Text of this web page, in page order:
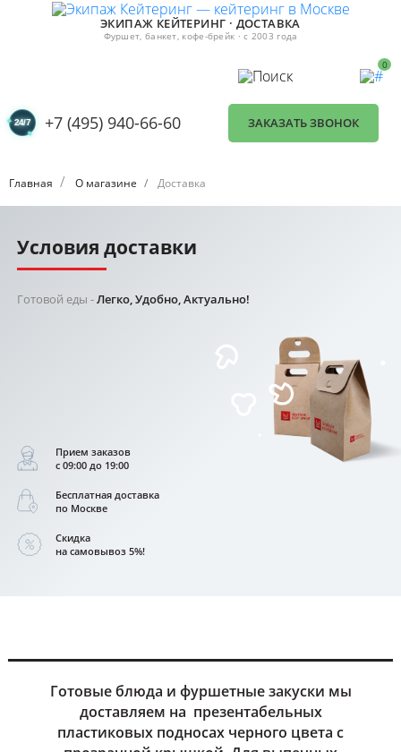
ЭКИПАЖ КЕЙТЕРИНГ · ДОСТАВКА
Фуршет, банкет, кофе-брейк · с 2003 года
0
+7 (495) 940-66-60 ЗАКАЗАТЬ ЗВОНОК
Главная О магазине Доставка
Условия доставки
Готовой еды -Легко, Удобно, Актуально!
Прием заказов
с 09:00 до 19:00
Бесплатная доставка
по Москве
Скидка
на самовывоз 5%!
Готовые блюда и фуршетные закуски мы
доставляем на презентабельных
пластиковых подносах черного цвета с